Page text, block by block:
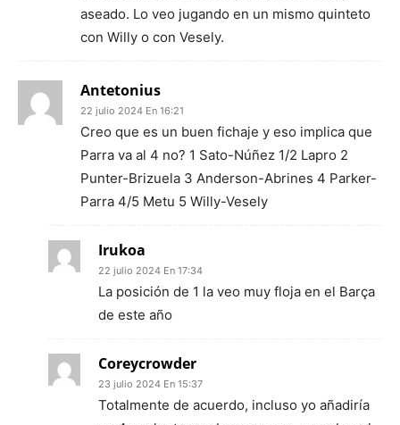
aseado. Lo veo jugando en un mismo quinteto
con Willy o con Vesely.
Antetonius
22 julio 2024 En 16:21
Creo que es un buen fichaje y eso implica que
Parra va al 4 no? 1 Sato-Núñez 1/2 Lapro 2
Punter-Brizuela 3 Anderson-Abrines 4 Parker-
Parra 4/5 Metu 5 Willy-Vesely
Irukoa
22 julio 2024 En 17:34
La posición de 1 la veo muy floja en el Barça
de este año
Coreycrowder
23 julio 2024 En 15:37
Totalmente de acuerdo, incluso yo añadiría